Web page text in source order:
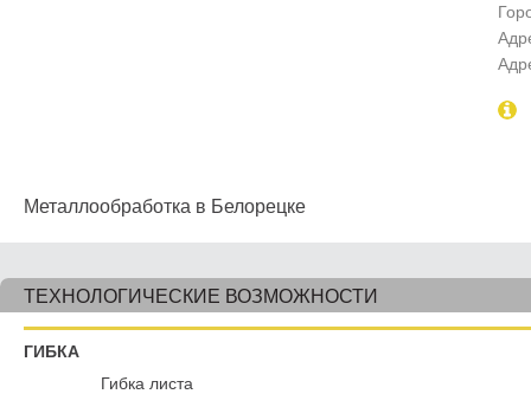
Металлообработка в Белорецке
ТЕХНОЛОГИЧЕСКИЕ ВОЗМОЖНОСТИ
ГИБКА
Гибка листа